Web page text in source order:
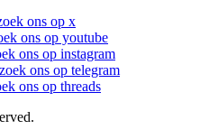
ons op x
ons op youtube
ons op instagram
ons op telegram
ons op threads